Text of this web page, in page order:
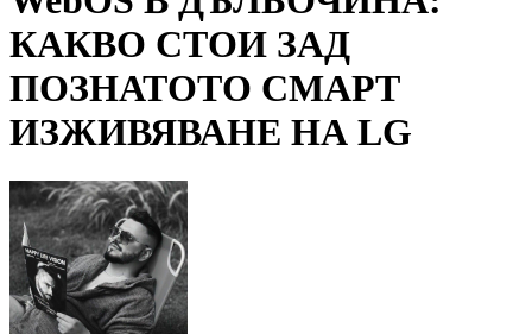
КАКВО СТОИ ЗАД
ПОЗНАТОТО СМАРТ
ИЗЖИВЯВАНЕ НА LG